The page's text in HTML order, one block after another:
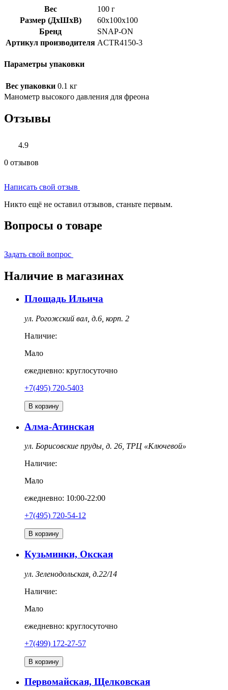
Вес
100 г
Размер (ДхШхВ)
60x100x100
Бренд
SNAP-ON
Артикул производителя ACTR4150-3
Параметры упаковки
Вес упаковки 0.1 кг
Манометр высокого давления для фреона
Отзывы
4.9
0 отзывов
Написать свой отзыв
Никто ещё не оставил отзывов, станьте первым.
Вопросы о товаре
Задать свой вопрос
Наличие в магазинах
Площадь Ильича
ул. Рогожский вал, д.6, корп. 2
Наличие:
Мало
ежедневно: круглосуточно
+7(495) 720-5403
В корзину
Алма-Атинская
ул. Борисовские пруды, д. 26, ТРЦ «Ключевой»
Наличие:
Мало
ежедневно: 10:00-22:00
+7(495) 720-54-12
В корзину
Кузьминки, Окская
ул. Зеленодольская, д.22/14
Наличие:
Мало
ежедневно: круглосуточно
+7(499) 172-27-57
В корзину
Первомайская, Щелковская